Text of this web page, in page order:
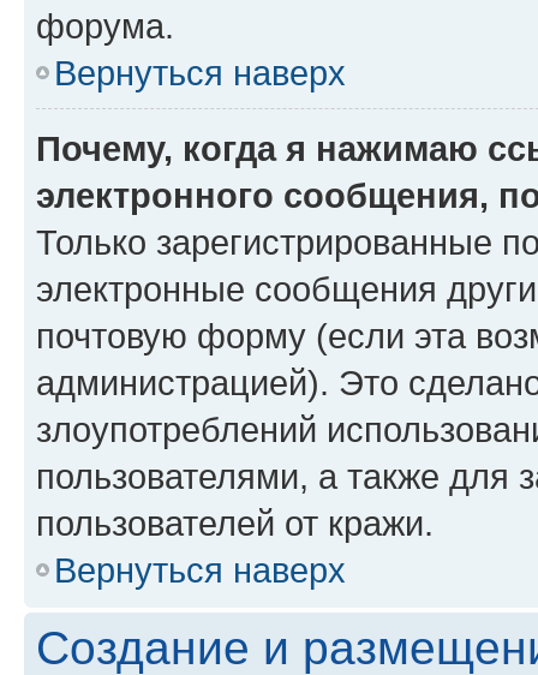
форума.
Вернуться наверх
Почему, когда я нажимаю
электронного сообщения,
Только зарегистрированные
электронные сообщения
почтовую форму (если эта
администрацией). Это
злоупотреблений
пользователями, а также для
пользователей от кражи.
Вернуться наверх
Создание и